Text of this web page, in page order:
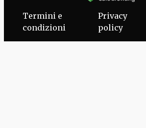
Termini e
condizioni
Privacy
policy